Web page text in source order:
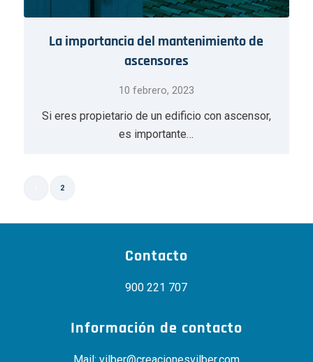
La importancia del mantenimiento de
ascensores
10 febrero, 2023
Si eres propietario de un edificio con ascensor,
es importante…
2
Contacto
900 221 707
Información de contacto